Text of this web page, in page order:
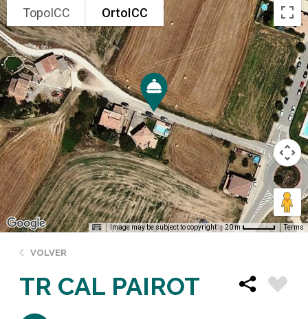
TopoICC OrtoICC
Image may be subject to copyright 20 m Terms
VOLVER
TR CAL PAIROT